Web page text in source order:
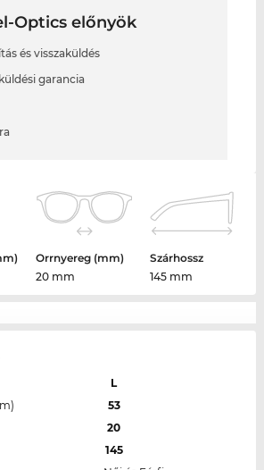
Optics előnyök
és visszaküldés
garancia
Orrnyereg (mm)
20 mm
Szárhossz
145 mm
L
53
20
145